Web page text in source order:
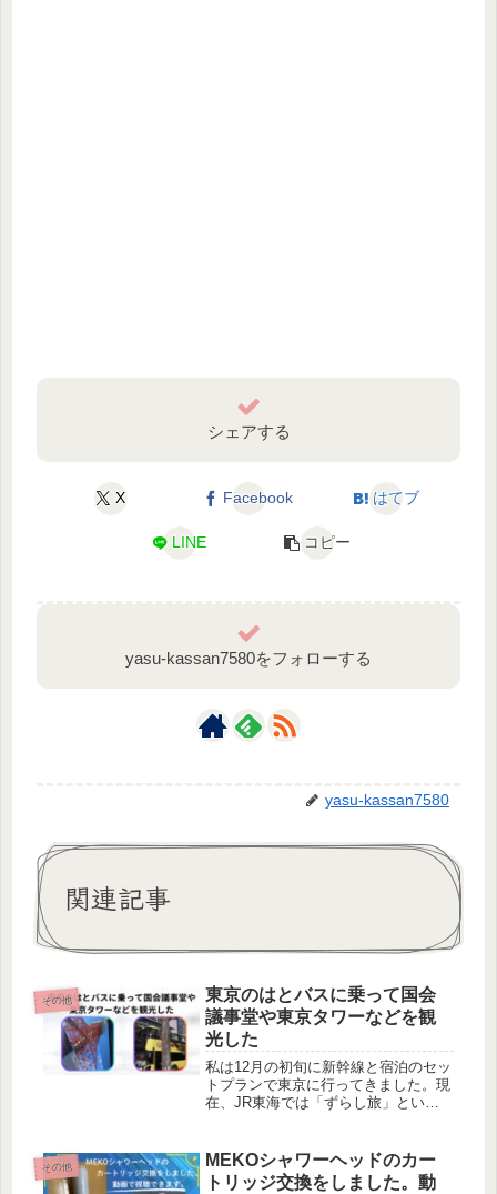
シェアする
X Facebook はてブ
LINE コピー
yasu-kassan7580をフォローする
yasu-kassan7580
関連記事
その他
東京のはとバスに乗って国会
議事堂や東京タワーなどを観
光した
私は12月の初旬に新幹線と宿泊のセッ
トプランで東京に行ってきました。現
在、JR東海では「ずらし旅」という
について執筆しています。
その他
MEKOシャワーヘッドのカー
トリッジ交換をしました。動